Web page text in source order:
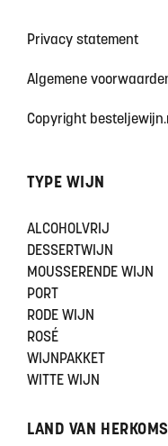
Privacy statement
Algemene
Copyright
TYPE WIJN
ALCOHOLVRIJ
DESSERTWIJN
MOUSSERENDE WIJN
PORT
RODE WIJN
ROSÉ
WIJNPAKKET
WITTE WIJN
LAND VAN